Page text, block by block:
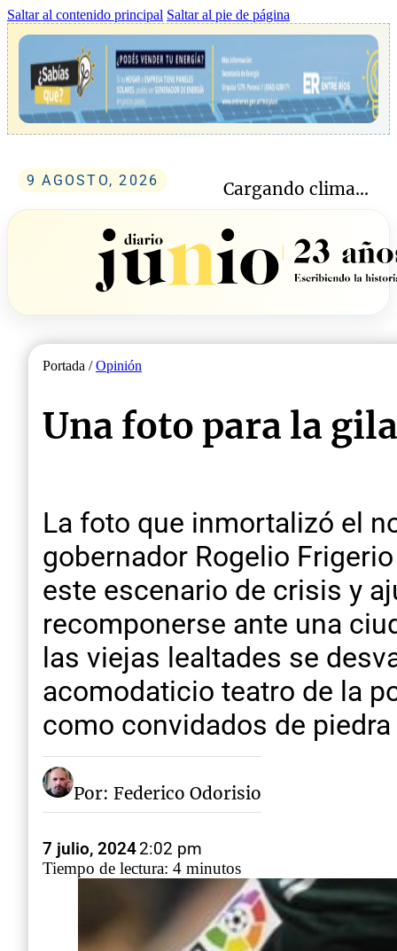
Saltar al contenido principal Saltar al pie de página
9 AGOSTO, 2026 Cargando clima...
Portada /Opinión
Una foto para la
La foto que inmortalizó el
gobernador Rogelio
este escenario de crisis y
recomponerse ante una
las viejas lealtades se
acomodaticio teatro de la
como convidados de
Por: Federico Odorisio
7 julio, 20242:02 pm
Tiempo de lectura: 4 minutos